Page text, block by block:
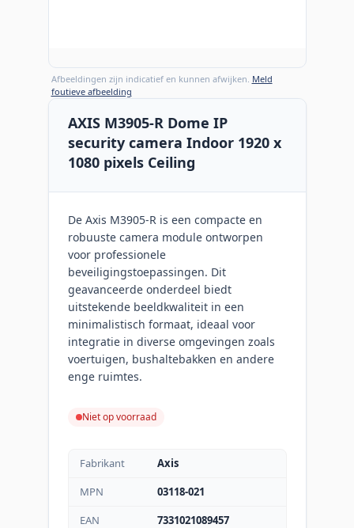
Afbeeldingen zijn indicatief en kunnen afwijken. Meld
foutieve afbeelding
AXIS M3905-R Dome IP
security camera Indoor 1920 x
1080 pixels Ceiling
De Axis M3905-R is een compacte en
robuuste camera module ontworpen
voor professionele
beveiligingstoepassingen. Dit
geavanceerde onderdeel biedt
uitstekende beeldkwaliteit in een
minimalistisch formaat, ideaal voor
integratie in diverse omgevingen zoals
voertuigen, bushaltebakken en andere
enge ruimtes.
Niet op voorraad
Fabrikant
Axis
MPN
03118-021
EAN
7331021089457